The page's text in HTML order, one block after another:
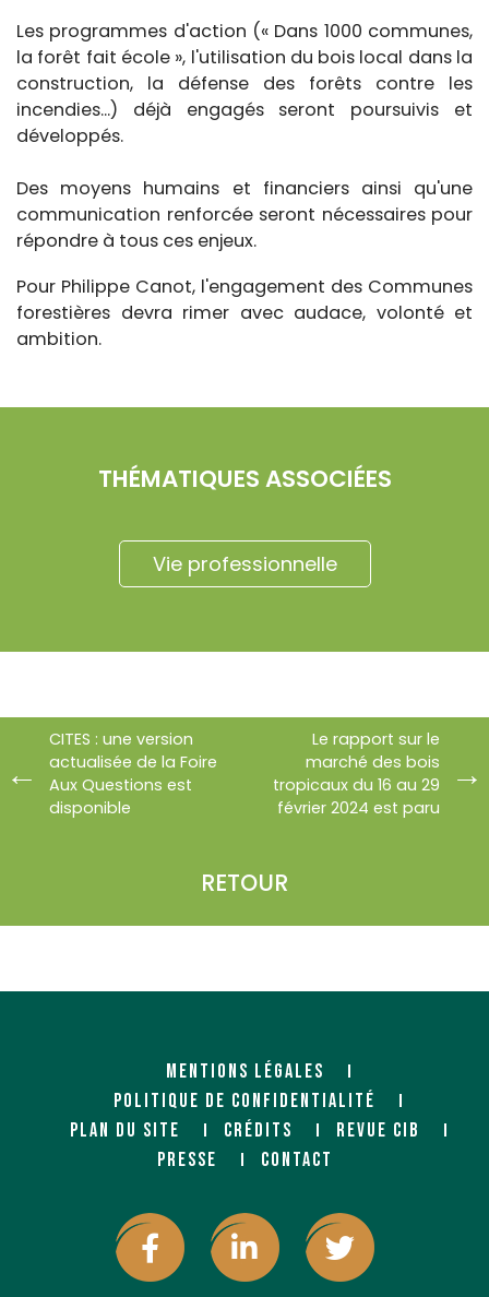
Les programmes d'action (« Dans 1000 communes,
la forêt fait école », l'utilisation du bois local dans la
construction, la défense des forêts contre les
incendies...) déjà engagés seront poursuivis et
développés.
Des moyens humains et financiers ainsi qu'une
communication renforcée seront nécessaires pour
répondre à tous ces enjeux.
Pour Philippe Canot, l'engagement des Communes
forestières devra rimer avec audace, volonté et
ambition.
THÉMATIQUES ASSOCIÉES
Vie professionnelle
CITES : une version
actualisée de la Foire
Aux Questions est
disponible
RETOUR
Le rapport sur le
marché des bois
tropicaux du 16 au 29
février 2024 est paru
MENTIONS LÉGALES
POLITIQUE DE CONFIDENTIALITÉ
PLAN DU SITE
CRÉDITS
REVUE CIB
PRESSE
CONTACT